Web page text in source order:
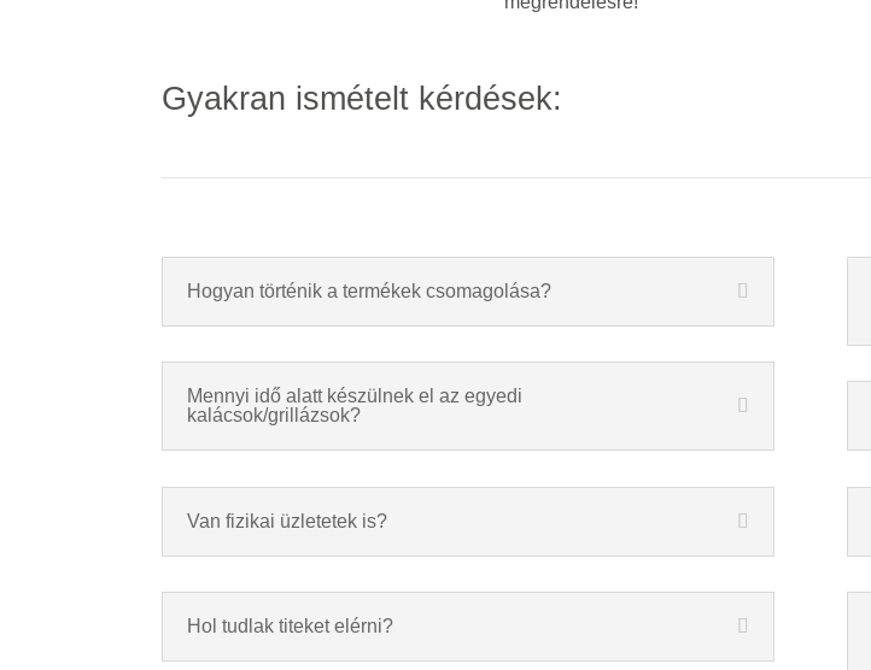
Gyakran ismételt kérdések:
Hogyan történik a termékek csomagolása?
Mennyi idő alatt készülnek el az egyedi
kalácsok/grillázsok?
Van fizikai üzletetek is?
Hol tudlak titeket elérni?